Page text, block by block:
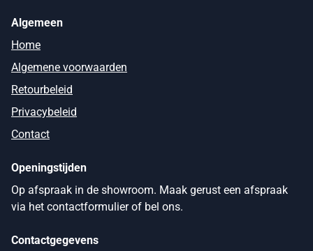
Algemeen
Home
Algemene voorwaarden
Retourbeleid
Privacybeleid
Contact
Openingstijden
Op afspraak in de showroom. Maak gerust een afspraak
via het contactformulier of bel ons.
Contactgegevens